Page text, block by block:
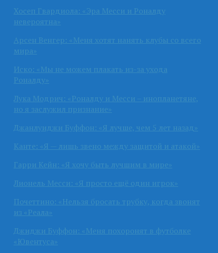
Хосеп Гвардиола: «Эра Месси и Роналду
невероятна»
Арсен Венгер: «Меня хотят нанять клубы со всего
мира»
Иско: «Мы не можем плакать из-за ухода
Роналду»
Лука Модрич: «Роналду и Месси – инопланетяне,
но я заслужил признание»
Джанлуиджи Буффон: «Я лучше, чем 5 лет назад»
Канте: «Я — лишь звено между защитой и атакой»
Гарри Кейн: «Я хочу быть лучшим в мире»
Лионель Месси: «Я просто ещё один игрок»
Почеттино: «Нельзя бросать трубку, когда звонят
из «Реала»
Джиджи Буффон: «Меня похоронят в футболке
«Ювентуса»